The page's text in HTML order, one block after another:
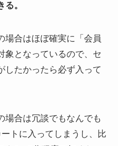
。
場合はほぼ確実に「会員
象となっているので、セ
したかったら必ず入って
場合は冗談でもなんでも
トに入ってしまうし、比